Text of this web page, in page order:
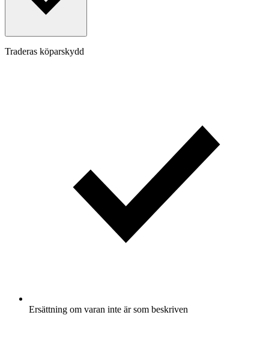
Traderas köparskydd
Ersättning om varan inte är som beskriven